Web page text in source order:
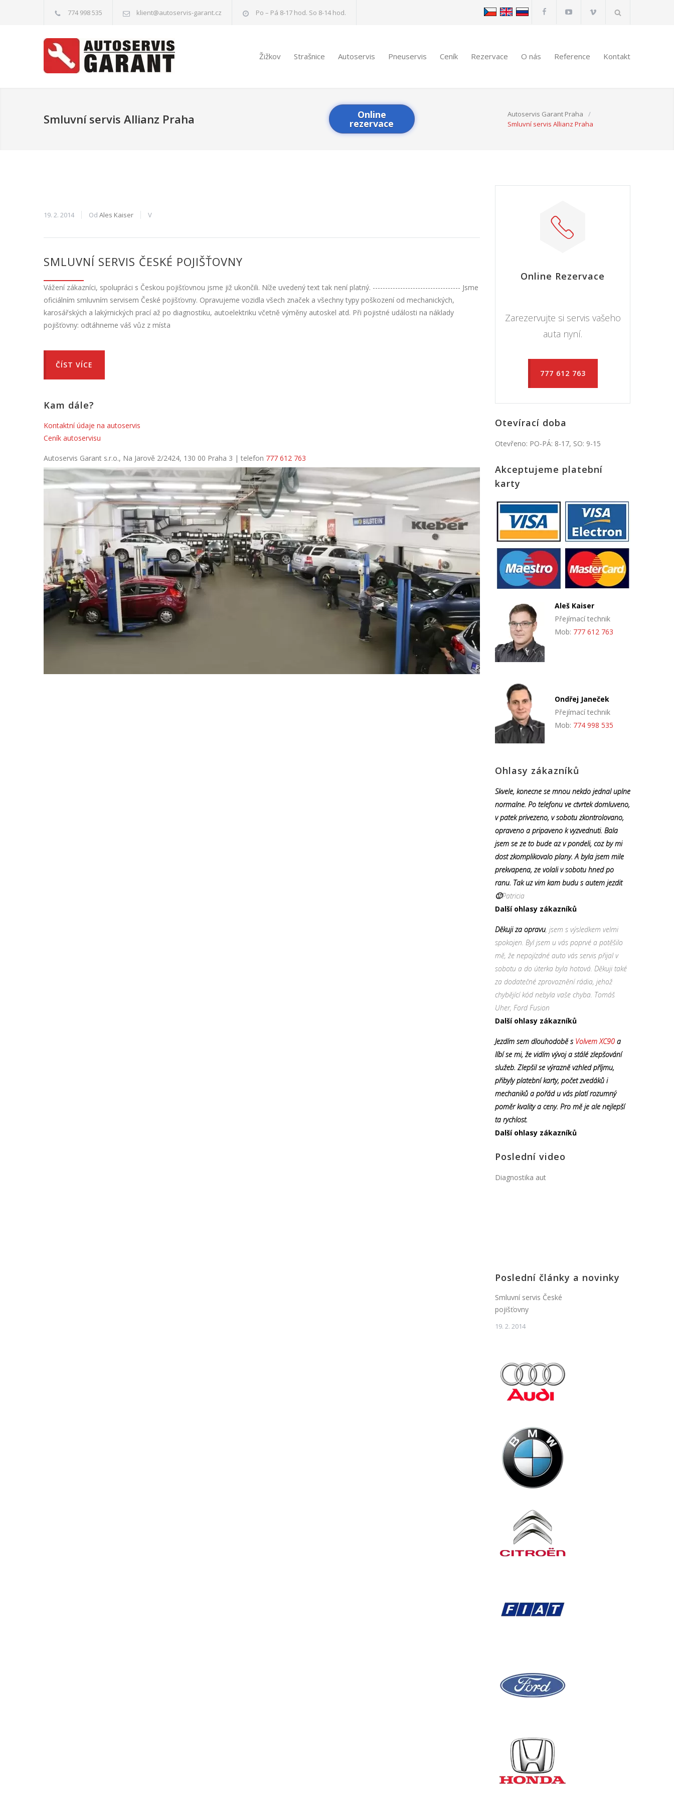
774 998 535 klient@autoservis-garant.cz Po – Pá 8-17 hod. So 8-14 hod.
Žižkov Strašnice Autoservis Pneuservis Ceník Rezervace O nás Reference Kontakt
Smluvní servis Allianz Praha Online
rezervace
Autoservis Garant Praha
/
Smluvní servis Allianz Praha
19. 2. 2014 Od Ales Kaiser V
SMLUVNÍ SERVIS ČESKÉ POJIŠŤOVNY
Vážení zákazníci, spolupráci s Českou pojišťovnou jsme již ukončili. Níže uvedený text tak není platný. ----------------------------------- Jsme
oficiálním smluvním servisem České pojišťovny. Opravujeme vozidla všech značek a všechny typy poškození od mechanických,
karosářských a lakýrnických prací až po diagnostiku, autoelektriku včetně výměny autoskel atd. Při pojistné události na náklady
pojišťovny: odtáhneme váš vůz z místa
ČÍST VÍCE
Kam dále?
Kontaktní údaje na autoservis
Ceník autoservisu
Autoservis Garant s.r.o., Na Jarově 2/2424, 130 00 Praha 3 | telefon 777 612 763
Online Rezervace
Zarezervujte si servis vašeho
auta nyní.
777 612 763
Otevírací doba
Otevřeno: PO-PÁ: 8-17, SO: 9-15
Akceptujeme platební
karty
Aleš Kaiser
Přejímací technik
Mob: 777 612 763
Ondřej Janeček
Přejímací technik
Mob: 774 998 535
Ohlasy zákazníků
Skvele, konecne se mnou nekdo jednal uplne
normalne. Po telefonu ve ctvrtek domluveno,
v patek privezeno, v sobotu zkontrolovano,
opraveno a pripaveno k vyzvednuti. Bala
jsem se ze to bude az v pondeli, coz by mi
dost zkomplikovalo plany. A byla jsem mile
prekvapena, ze volali v sobotu hned po
ranu. Tak uz vim kam budu s autem jezdit
🙂Patricia
Další ohlasy zákazníků
Děkuji za opravu, jsem s výsledkem velmi
spokojen. Byl jsem u vás poprvé a potěšilo
mě, že nepojízdné auto vás servis přijal v
sobotu a do úterka byla hotová. Děkuji také
za dodatečné zprovoznění rádia, jehož
chybějící kód nebyla vaše chyba. Tomáš
Uher, Ford Fusion
Další ohlasy zákazníků
Jezdím sem dlouhodobě s Volvem XC90 a
líbí se mi, že vidím vývoj a stálé zlepšování
služeb. Zlepšil se výrazně vzhled příjmu,
přibyly platební karty, počet zvedáků i
mechaniků a pořád u vás platí rozumný
poměr kvality a ceny. Pro mě je ale nejlepší
ta rychlost.
Další ohlasy zákazníků
Poslední video
Diagnostika aut
Poslední články a novinky
Smluvní servis České
pojišťovny
19. 2. 2014